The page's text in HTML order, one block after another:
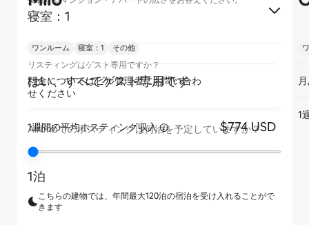
寝室：1
リスティングはゲスト専用ですか？
はい、すべてゲスト専用です
Airbnbでのホスティングは何泊を予定していますか？
1泊
こちらの建物では、年間最大120泊の宿泊を受け入れることがで
きます
ワンルーム 寝室：1 その他
料金についてはビル管理者にお問い合わ
せください
1週間の平均ホスティング収入 $774 USD
1